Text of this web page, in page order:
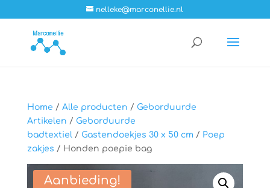
nelleke@marconellie.nl
Home / Alle producten / Geborduurde
Artikelen / Geborduurde
badtextiel/ Gastendoekjes 30 x 50 cm / Poep
zakjes / Honden poepie bag
Aanbieding!